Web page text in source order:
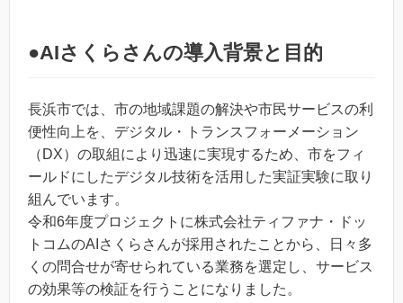
●AIさくらさんの導入背景と目的
長浜市では、市の地域課題の解決や市民サービスの利
便性向上を、デジタル・トランスフォーメーション
（DX）の取組により迅速に実現するため、市をフィ
ールドにしたデジタル技術を活用した実証実験に取り
組んでいます。
令和6年度プロジェクトに株式会社ティファナ・ドッ
トコムのAIさくらさんが採用されたことから、日々多
くの問合せが寄せられている業務を選定し、サービス
の効果等の検証を行うことになりました。